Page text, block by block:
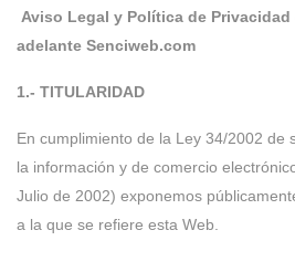
Aviso Legal y Política de Privacidad
adelante Senciweb.com
1.- TITULARIDAD
En cumplimiento de la Ley 34/2002 de
la información y de comercio
Julio de 2002) exponemos
a la que se refiere esta Web.